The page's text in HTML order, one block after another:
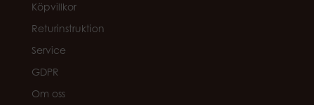
Köpvillkor
Returinstruktion
Service
GDPR
Om oss